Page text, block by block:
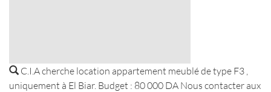
C.I.A cherche location appartement meublé de type F3 ,
uniquement à El Biar. Budget : 80 000 DA Nous contacter aux